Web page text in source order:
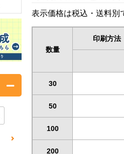
表示価格は税込・送料別
数量
印刷方法
30
50
100
200